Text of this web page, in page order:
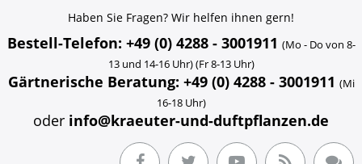
Haben Sie Fragen? Wir helfen ihnen gern!
Bestell-Telefon: +49 (0) 4288 - 3001911 (Mo - Do von 8-
13 und 14-16 Uhr) (Fr 8-13 Uhr)
Gärtnerische Beratung: +49 (0) 4288 - 3001911 (Mi
16-18 Uhr)
oder info@kraeuter-und-duftpflanzen.de